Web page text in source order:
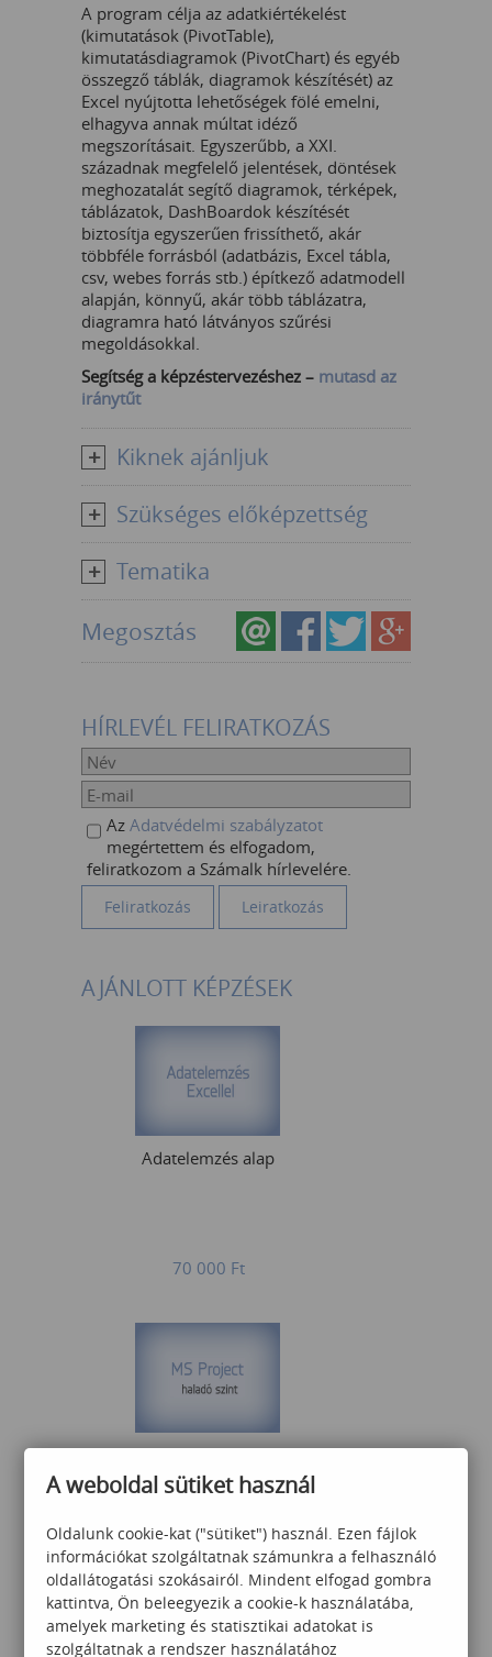
A program célja az adatkiértékelést
(kimutatások (PivotTable),
kimutatásdiagramok (PivotChart) és egyéb
összegző táblák, diagramok készítését) az
Excel nyújtotta lehetőségek fölé emelni,
elhagyva annak múltat idéző
megszorításait. Egyszerűbb, a XXI.
századnak megfelelő jelentések, döntések
meghozatalát segítő diagramok, térképek,
táblázatok, DashBoardok készítését
biztosítja egyszerűen frissíthető, akár
többféle forrásból (adatbázis, Excel tábla,
csv, webes forrás stb.) építkező adatmodell
alapján, könnyű, akár több táblázatra,
diagramra ható látványos szűrési
megoldásokkal.
Segítség a képzéstervezéshez – mutasd az
iránytűt
Kiknek ajánljuk
Szükséges előképzettség
Tematika
Megosztás
HÍRLEVÉL FELIRATKOZÁS
Az Adatvédelmi szabályzatot
megértettem és elfogadom,
feliratkozom a Számalk hírlevelére.
AJÁNLOTT KÉPZÉSEK
Adatelemzés alap
70 000 Ft
MS Project haladó
105 000Ft
A weboldal sütiket használ
Oldalunk cookie-kat ("sütiket") használ. Ezen fájlok
információkat szolgáltatnak számunkra a felhasználó
oldallátogatási szokásairól. Mindent elfogad gombra
kattintva, Ön beleegyezik a cookie-k használatába,
amelyek marketing és statisztikai adatokat is
szolgáltatnak a rendszer használatához